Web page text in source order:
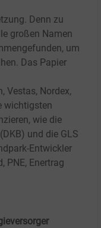
Denn zu
großen Namen
um
Das Papier
Vestas, Nordex,
wichtigsten
wie die
und die GLS
Entwickler
PNE, Enertrag